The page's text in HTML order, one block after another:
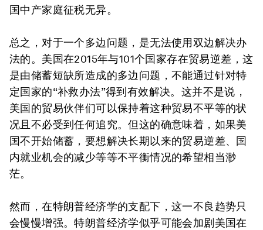
国中产家庭征税无异。
总之，对于一个多边问题，是无法使用双边解决办
法的。美国在2015年与101个国家存在贸易逆差，这
是由储蓄短缺所造成的多边问题，不能通过针对特
定国家的“补救办法”得到有效解决。这并不是说，
美国的贸易伙伴们可以保持着这种贸易不平等的状
况且不必受到任何追究。但这的确意味着，如果美
国不开始储蓄，要想解决长期以来的贸易逆差、国
内就业机会的减少等等不平衡情况的希望相当渺
茫。
然而，在特朗普经济学的支配下，这一不良趋势只
会慢慢增强。特朗普经济学似乎可能会加剧美国在